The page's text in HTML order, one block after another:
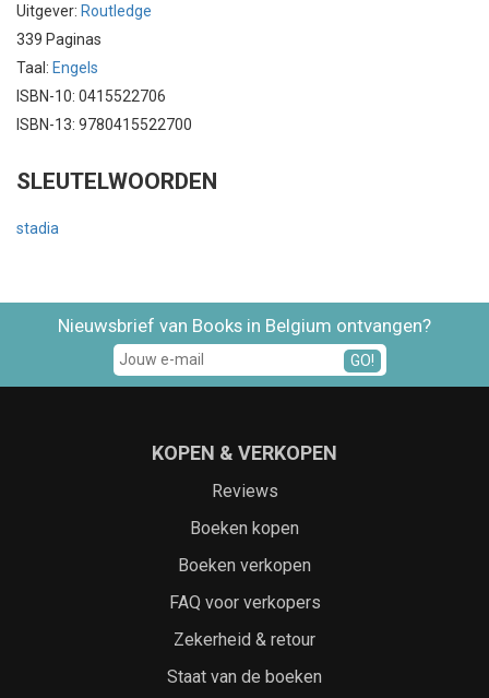
Uitgever: Routledge
339 Paginas
Taal: Engels
ISBN-10: 0415522706
ISBN-13: 9780415522700
SLEUTELWOORDEN
stadia
Nieuwsbrief van Books in Belgium ontvangen?
GO!
KOPEN & VERKOPEN
Reviews
Boeken kopen
Boeken verkopen
FAQ voor verkopers
Zekerheid & retour
Staat van de boeken